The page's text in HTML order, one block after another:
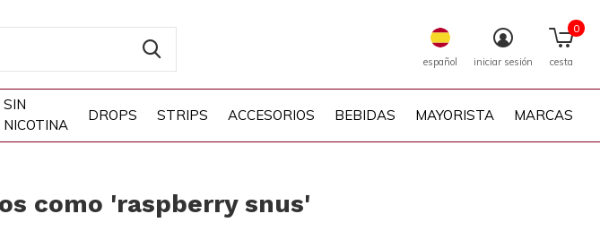
SIN
NICOTINA
DROPS STRIPS ACCESORIOS BEBIDAS MAYORISTA MARCAS
español iniciar sesión cesta
0
como 'raspberry snus'